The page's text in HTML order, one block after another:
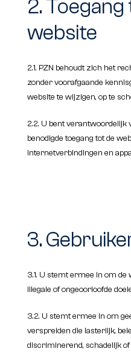
2.
website
2.1. PZN behoudt zich het
zonder voorafgaande
website te wijzigen, op te
2.2. U bent verantwoordelijk
benodigde toegang tot de
internetverbindingen en
3.
3.1. U stemt ermee in om
illegale of ongeoorloofde
3.2. U stemt ermee in om
verspreiden die lasterlijk,
discriminerend, schadelijk